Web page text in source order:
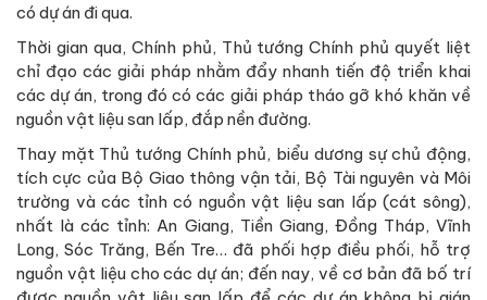
có dự án đi qua.
Thời gian qua, Chính phủ, Thủ tướng Chính phủ quyết liệt
chỉ đạo các giải pháp nhằm đẩy nhanh tiến độ triển khai
các dự án, trong đó có các giải pháp tháo gỡ khó khăn về
nguồn vật liệu san lấp, đắp nền đường.
Thay mặt Thủ tướng Chính phủ, biểu dương sự chủ động,
tích cực của Bộ Giao thông vận tải, Bộ Tài nguyên và Môi
trường và các tỉnh có nguồn vật liệu san lấp (cát sông),
nhất là các tỉnh: An Giang, Tiền Giang, Đồng Tháp, Vĩnh
Long, Sóc Trăng, Bến Tre… đã phối hợp điều phối, hỗ trợ
nguồn vật liệu cho các dự án; đến nay, về cơ bản đã bố trí